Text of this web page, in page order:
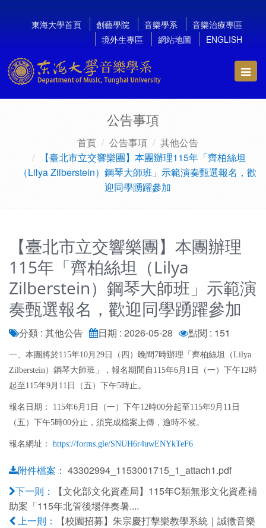
東海大學首頁 創藝學院 音樂學系
音樂治療專區
境外生專區
網站地圖 ENGLISH
公告事項
首頁 公告事項
其他公告
【臺北市立交響樂團】本團辦理115年「齊柏絲坦
（Lilya Zilberstein）鋼琴大師班」示範演奏甄選報名，歡
迎同學踴躍參加
【臺北市立交響樂團】本團辦理
115年「齊柏絲坦（Lilya
Zilberstein）鋼琴大師班」示範演
奏甄選報名，歡迎同學踴躍參加
分類 : 其他公告 日期 : 2026-05-28 點閱 : 151
一、本團將於115年10月29日（四）晚間7時辦理「齊柏絲坦（Lilya
Zilberstein）鋼琴大師班」，報名期間自115年6月1日（一）下午12時
起至115年9月11日（五）下午5時止。
報名日期： 115年6月1日（一）下午12時00分起至115年9月11日
（五）下午5時00分止，須完成檔案上傳，逾時不候。
報名網址： https://forms.gle/SNUH6r4uwENYkTeF6
附件檔案 ： 43302994_1153001715_1_attach1.pdf
下一則：
【文化部文化資產局】115年C類無形文化資產補
助案「115年北管後場伴奏暑....
上一則：
【校園招募】朱宗慶打擊樂教學系統｜誠徵音樂